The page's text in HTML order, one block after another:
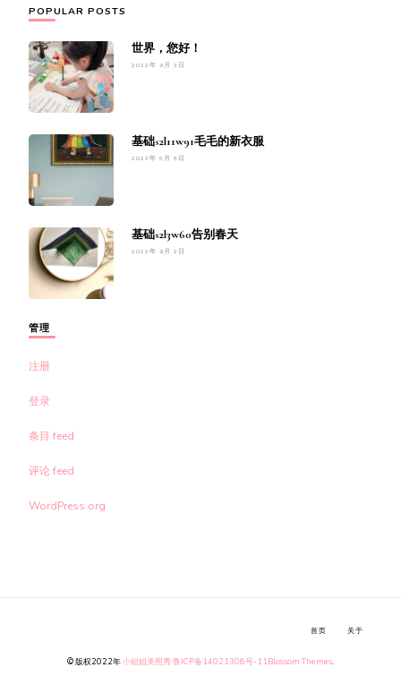
POPULAR POSTS
世界，您好！
2022年 9月 2日
基础s2l11w91毛毛的新衣服
2023年 5月 5日
基础s2l3w60告别春天
2022年 9月 2日
管理
注册
登录
条目 feed
评论 feed
WordPress.org
© 版权2022年小姐姐美照秀鲁ICP备14021306号-11 Blossom Themes.
首页 关于